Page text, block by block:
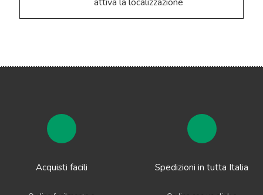
Acquisti facili Spedizioni in tutta Italia